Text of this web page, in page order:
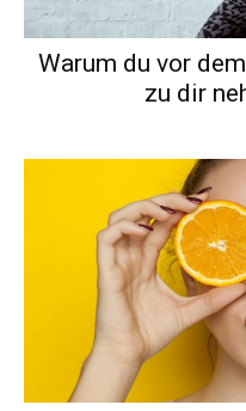
Warum du vor
zu dir